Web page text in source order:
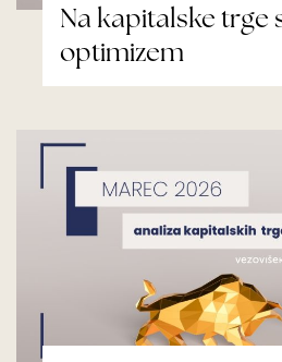
Na kapitalske trge
optimizem